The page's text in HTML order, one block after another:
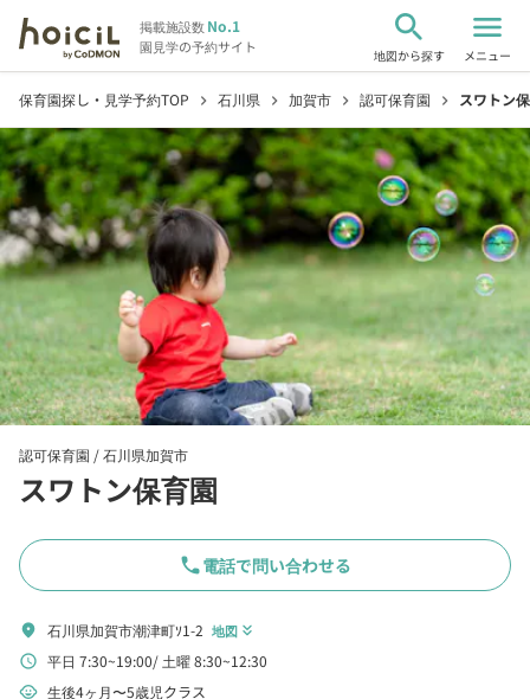
掲載施設数No.1
園見学の予約サイト
search
地図から探す
menu
メニュー
保育園探し・見学予約TOP chevron_right 石川県 chevron_right 加賀市 chevron_right 認可保育園 chevron_right スワトン
認可保育園 /石川県加賀市
スワトン保育園
phone電話で問い合わせる
location_on 石川県加賀市潮津町ｿ1-2 地図 keyboard_double_arrow_down
schedule 平日 7:30~19:00 土曜 8:30~12:30
child_care 生後4ヶ月〜5歳児クラス